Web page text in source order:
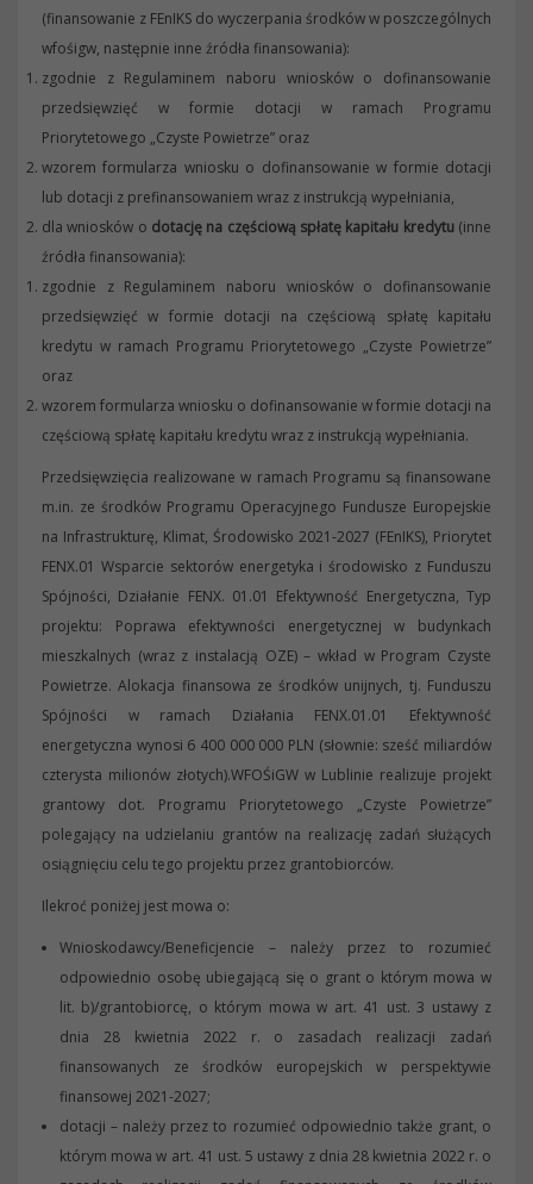
(finansowanie z FEnIKS do wyczerpania środków w poszczególnych
wfośigw, następnie inne źródła finansowania):
zgodnie z Regulaminem naboru wniosków o dofinansowanie
przedsięwzięć w formie dotacji w ramach Programu
Priorytetowego „Czyste Powietrze” oraz
wzorem formularza wniosku o dofinansowanie w formie dotacji
lub dotacji z prefinansowaniem wraz z instrukcją wypełniania,
dla wniosków o dotację na częściową spłatę kapitału kredytu (inne
źródła finansowania):
zgodnie z Regulaminem naboru wniosków o dofinansowanie
przedsięwzięć w formie dotacji na częściową spłatę kapitału
kredytu w ramach Programu Priorytetowego „Czyste Powietrze”
oraz
wzorem formularza wniosku o dofinansowanie w formie dotacji na
częściową spłatę kapitału kredytu wraz z instrukcją wypełniania.
Przedsięwzięcia realizowane w ramach Programu są finansowane
m.in. ze środków Programu Operacyjnego Fundusze Europejskie
na Infrastrukturę, Klimat, Środowisko 2021-2027 (FEnIKS), Priorytet
FENX.01 Wsparcie sektorów energetyka i środowisko z Funduszu
Spójności, Działanie FENX. 01.01 Efektywność Energetyczna, Typ
projektu: Poprawa efektywności energetycznej w budynkach
mieszkalnych (wraz z instalacją OZE) – wkład w Program Czyste
Powietrze. Alokacja finansowa ze środków unijnych, tj. Funduszu
Spójności w ramach Działania FENX.01.01 Efektywność
energetyczna wynosi 6 400 000 000 PLN (słownie: sześć miliardów
czterysta milionów złotych).WFOŚiGW w Lublinie realizuje projekt
grantowy dot. Programu Priorytetowego „Czyste Powietrze”
polegający na udzielaniu grantów na realizację zadań służących
osiągnięciu celu tego projektu przez grantobiorców.
Ilekroć poniżej jest mowa o:
Wnioskodawcy/Beneficjencie – należy przez to rozumieć
odpowiednio osobę ubiegającą się o grant o którym mowa w
lit. b)/grantobiorcę, o którym mowa w art. 41 ust. 3 ustawy z
dnia 28 kwietnia 2022 r. o zasadach realizacji zadań
finansowanych ze środków europejskich w perspektywie
finansowej 2021-2027;
dotacji – należy przez to rozumieć odpowiednio także grant, o
którym mowa w art. 41 ust. 5 ustawy z dnia 28 kwietnia 2022 r. o